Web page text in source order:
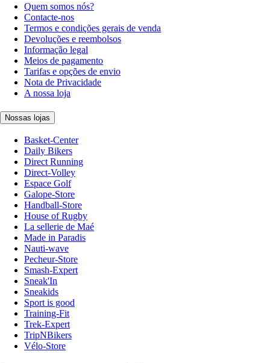
Quem somos nós?
Contacte-nos
Termos e condições gerais de venda
Devoluções e reembolsos
Informação legal
Meios de pagamento
Tarifas e opções de envio
Nota de Privacidade
A nossa loja
Nossas lojas
Basket-Center
Daily Bikers
Direct Running
Direct-Volley
Espace Golf
Galope-Store
Handball-Store
House of Rugby
La sellerie de Maé
Made in Paradis
Nauti-wave
Pecheur-Store
Smash-Expert
Sneak'In
Sneakids
Sport is good
Training-Fit
Trek-Expert
TripNBikers
Vélo-Store